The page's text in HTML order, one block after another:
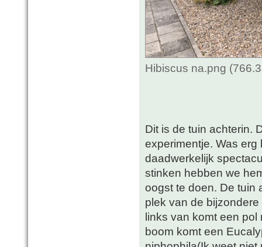
Hibiscus na.png
Dit is de tuin achterin.
experimentje. Was
daadwerkelijk
stinken hebben we
oogst te doen. De tuin
plek van de
links van komt een pol
boom komt een